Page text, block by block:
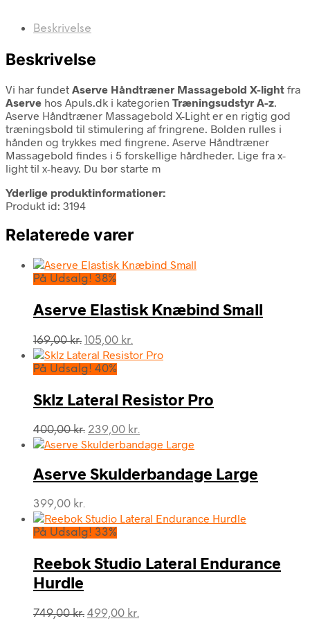
Beskrivelse
Beskrivelse
Vi har fundet Aserve Håndtræner Massagebold X-light fra
Aserve hos Apuls.dk i kategorien Træningsudstyr A-z.
Aserve Håndtræner Massagebold X-Light er en rigtig god
træningsbold til stimulering af fringrene. Bolden rulles i
hånden og trykkes med fingrene. Aserve Håndtræner
Massagebold findes i 5 forskellige hårdheder. Lige fra x-
light til x-heavy. Du bør starte m
Yderlige produktinformationer:
Produkt id: 3194
Relaterede varer
På Udsalg! 38%
Aserve Elastisk Knæbind Small
169,00kr. Den
oprindelige
pris
169,00 kr..
105,00 kr.
aktuelle
105,00 kr..
På Udsalg! 40%
Sklz Lateral Resistor Pro
400,00kr. Den
oprindelige
var:
400,00 kr..
239,00 kr.
aktuelle
er:
239,00 kr..
Aserve Skulderbandage Large
399,00 kr.
På Udsalg! 33%
Reebok Studio Lateral Endurance
Hurdle
749,00kr. Den
499,00 kr.